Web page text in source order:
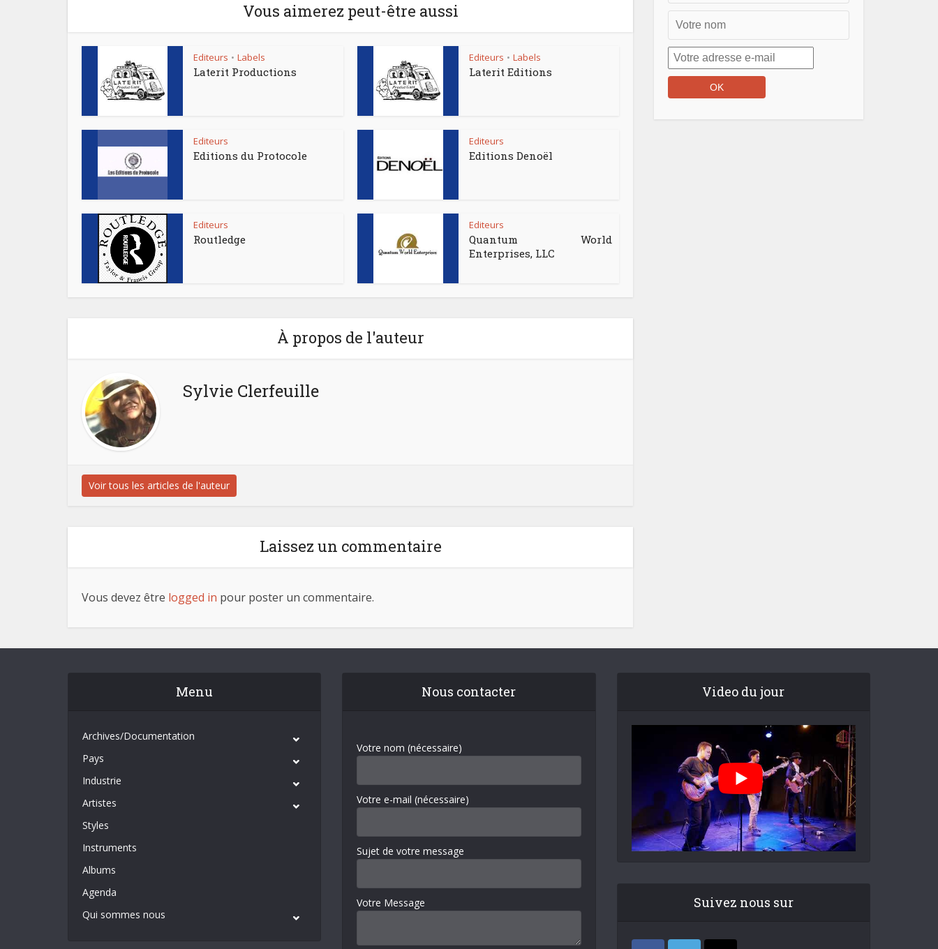
Vous aimerez peut-être aussi
Editeurs • Labels
Laterit Productions
Editeurs • Labels
Laterit Editions
Editeurs
Editions du Protocole
Editeurs
Editions Denoël
Editeurs
Routledge
Editeurs
Quantum World
Enterprises, LLC
À propos de l'auteur
Sylvie Clerfeuille
Voir tous les articles de l'auteur
Laissez un commentaire
Vous devez être logged in pour poster un commentaire.
Menu
Archives/Documentation
Pays
Industrie
Artistes
Styles
Instruments
Albums
Agenda
Qui sommes nous
Nous contacter
Votre nom (nécessaire)
Votre e-mail (nécessaire)
Sujet de votre message
Votre Message
Video du jour
Suivez nous sur